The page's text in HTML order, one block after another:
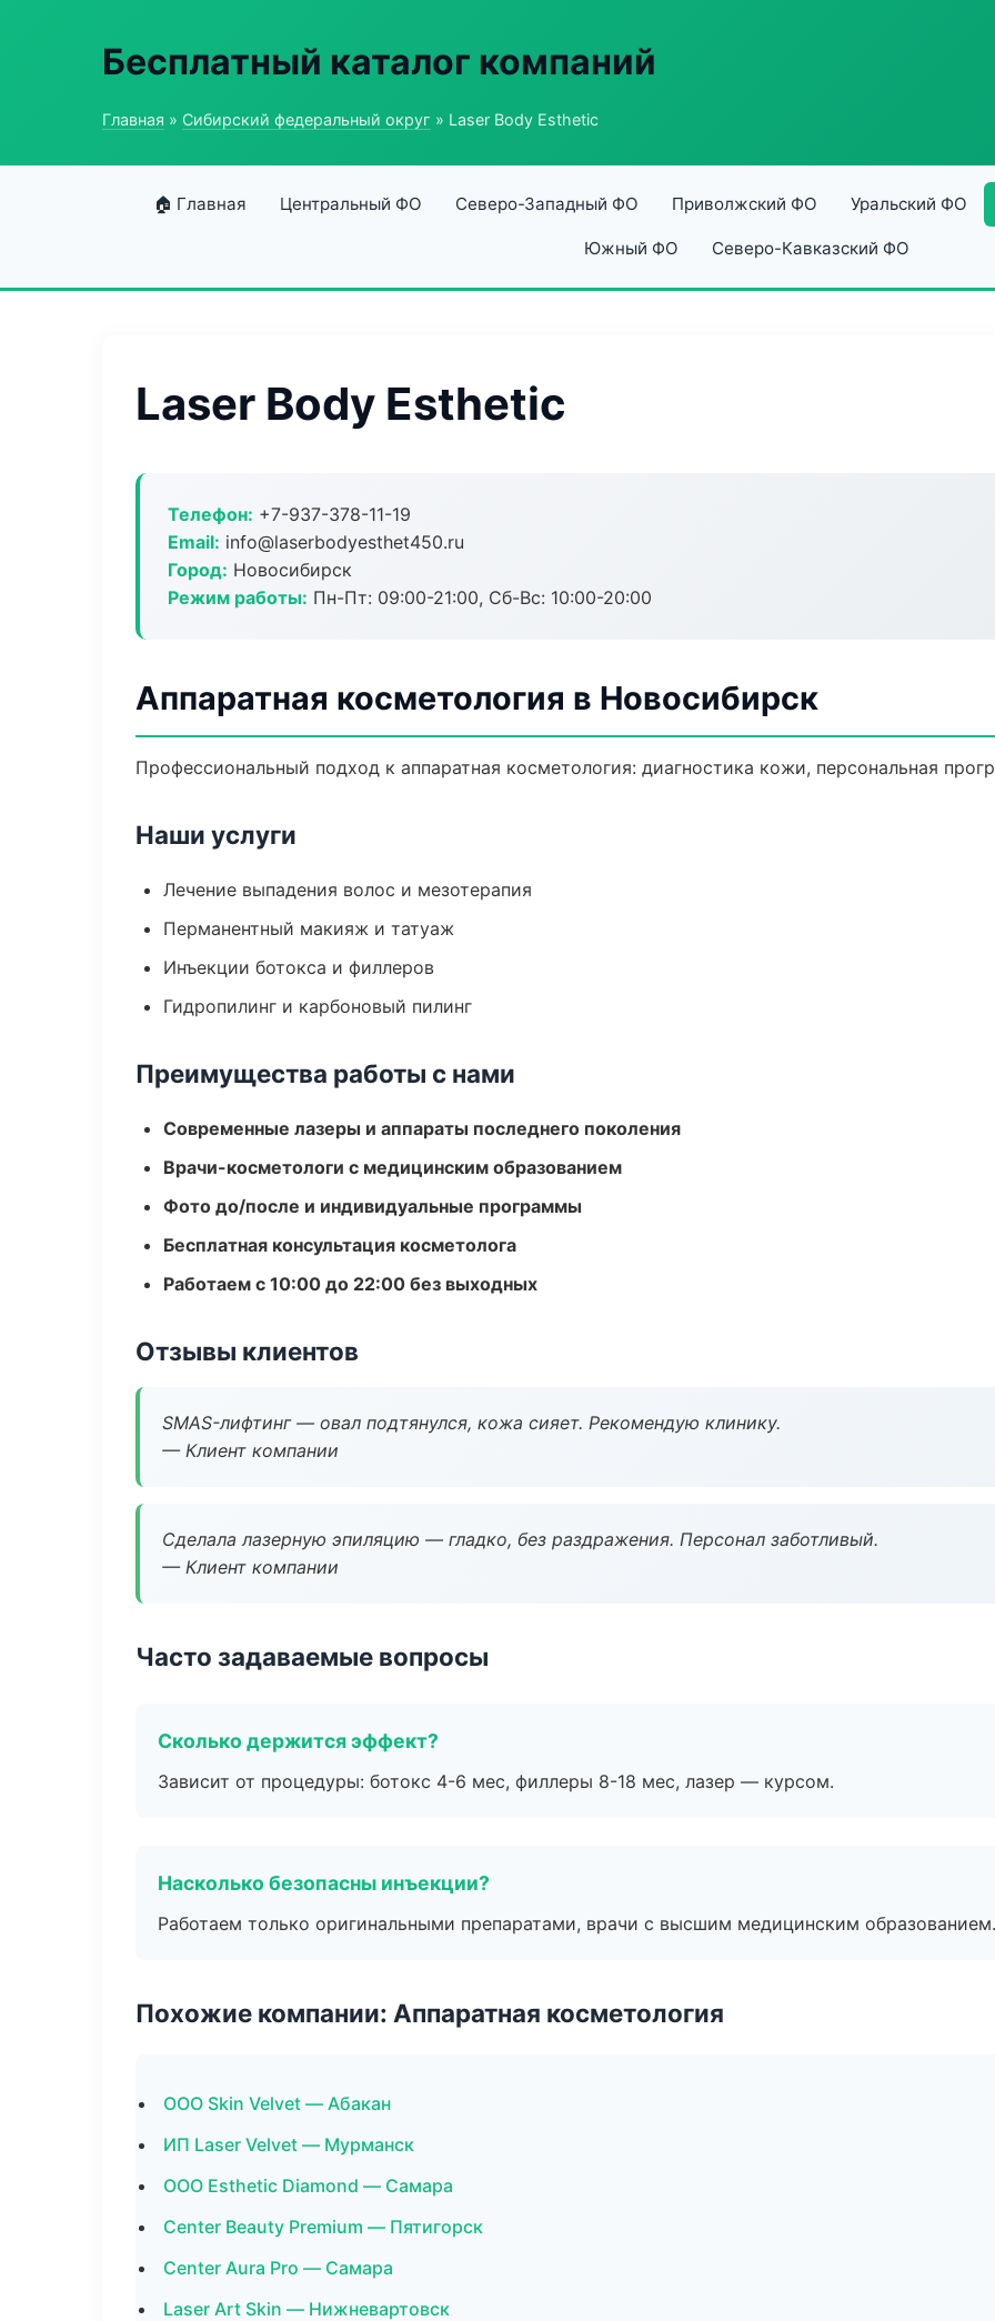
Бесплатный каталог компаний
Главная » Сибирский федеральный округ » Laser Body Esthetic
🏠 Главная Центральный ФО Северо-Западный ФО Приволжский ФО Уральский ФО
Южный ФО Северо-Кавказский ФО
Laser Body Esthetic
Телефон: +7-937-378-11-19
Email: info@laserbodyesthet450.ru
Город: Новосибирск
Режим работы: Пн-Пт: 09:00-21:00, Сб-Вс: 10:00-20:00
Аппаратная косметология в Новосибирск
Профессиональный подход к аппаратная косметология: диагностика кожи, персональная
Наши услуги
Лечение выпадения волос и мезотерапия
Перманентный макияж и татуаж
Инъекции ботокса и филлеров
Гидропилинг и карбоновый пилинг
Преимущества работы с нами
Современные лазеры и аппараты последнего поколения
Врачи-косметологи с медицинским образованием
Фото до/после и индивидуальные программы
Бесплатная консультация косметолога
Работаем с 10:00 до 22:00 без выходных
Отзывы клиентов
SMAS-лифтинг — овал подтянулся, кожа сияет. Рекомендую клинику.
— Клиент компании
Сделала лазерную эпиляцию — гладко, без раздражения. Персонал заботливый.
— Клиент компании
Часто задаваемые вопросы
Сколько держится эффект?
Зависит от процедуры: ботокс 4-6 мес, филлеры 8-18 мес, лазер — курсом.
Насколько безопасны инъекции?
Работаем только оригинальными препаратами, врачи с высшим медицинским образованием.
Похожие компании: Аппаратная косметология
ООО Skin Velvet — Абакан
ИП Laser Velvet — Мурманск
ООО Esthetic Diamond — Самара
Center Beauty Premium — Пятигорск
Center Aura Pro — Самара
Laser Art Skin — Нижневартовск